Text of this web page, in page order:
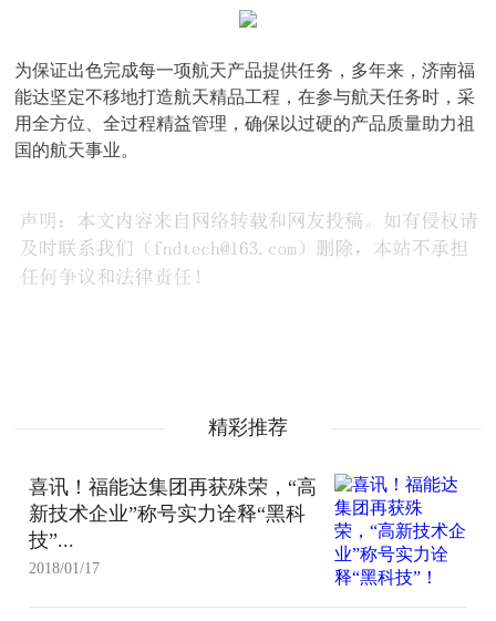
为保证出色完成每一项航天产品提供任务，多年来，济南福
能达坚定不移地打造航天精品工程，在参与航天任务时，采
用全方位、全过程精益管理，确保以过硬的产品质量助力祖
国的航天事业。
精彩推荐
喜讯！福能达集团再获殊荣，“高
新技术企业”称号实力诠释“黑科
技”...
2018/01/17